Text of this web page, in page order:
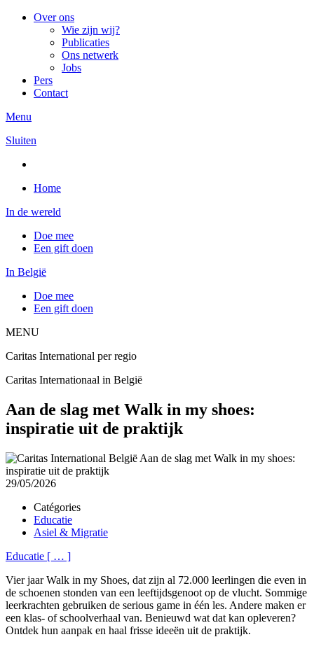
Over ons
Wie zijn wij?
Publicaties
Ons netwerk
Jobs
Pers
Contact
Menu
Sluiten
Home
In de wereld
Doe mee
Een gift doen
In België
Doe mee
Een gift doen
MENU
Caritas International per regio
Caritas Internationaal in België
Aan de slag met Walk in my shoes:
inspiratie uit de praktijk
29/05/2026
Catégories
Educatie
Asiel & Migratie
Educatie [ … ]
Vier jaar Walk in my Shoes, dat zijn al 72.000 leerlingen die even in
de schoenen stonden van een leeftijdsgenoot op de vlucht. Sommige
leerkrachten gebruiken de serious game in één les. Andere maken er
een klas- of schoolverhaal van. Benieuwd wat dat kan opleveren?
Ontdek hun aanpak en haal frisse ideeën uit de praktijk.